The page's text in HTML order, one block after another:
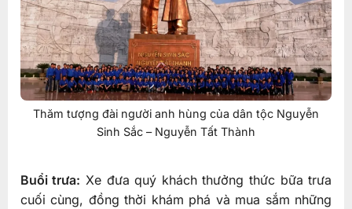
Thăm tượng đài người anh hùng của dân tộc Nguyễn
Sinh Sắc – Nguyễn Tất Thành
Buổi trưa: Xe đưa quý khách thưởng thức bữa trưa
cuối cùng, đồng thời khám phá và mua sắm những